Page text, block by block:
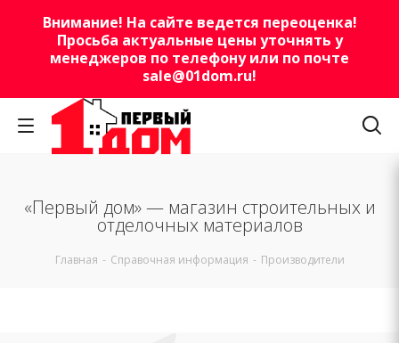
Внимание! На сайте ведется переоценка!
Просьба актуальные цены уточнять у
менеджеров по телефону или по почте
sale@01dom.ru!
«Первый дом» — магазин строительных и
отделочных материалов
Главная - Справочная информация - Производители